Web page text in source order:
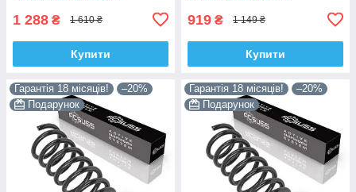
1 288 ₴ 1 610 ₴
Купити
919 ₴ 1 149 ₴
Купити
Гарантія 18 місяців!
–20%
Подарунок
Гарантія 18 місяців!
–20%
Подарунок